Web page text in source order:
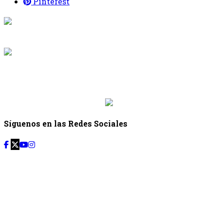
Síguenos en las Redes Sociales